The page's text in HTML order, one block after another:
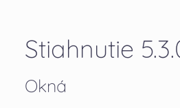
Stiahnutie
Okná